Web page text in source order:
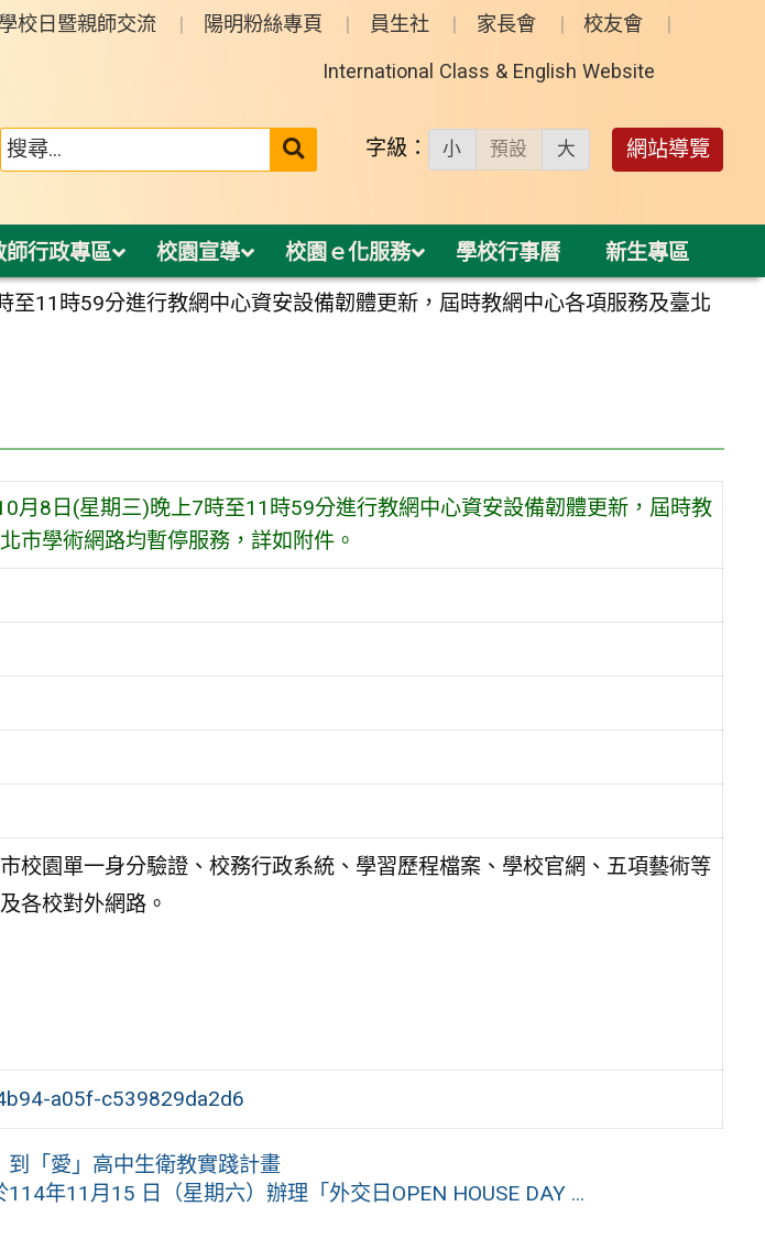
學校日暨親師交流 陽明粉絲專頁 員生社 家長會 校友會
International Class & English Website
送出 字級： 小 預設 大 網站導覽
師行政專區 校園宣導 校園ｅ化服務 學校行事曆 新生專區
11時59分進行教網中心資安設備韌體更新，屆時教網中心各項服務及臺北
月8日(星期三)晚上7時至11時59分進行教網中心資安設備韌體更新，屆時教
市學術網路均暫停服務，詳如附件。
校園單一身分驗證、校務行政系統、學習歷程檔案、學校官網、五項藝術等
各校對外網路。
a05f-c539829da2d6
到「愛」高中生衛教實踐計畫
114年11月15 日（星期六）辦理「外交日OPEN HOUSE DAY ...